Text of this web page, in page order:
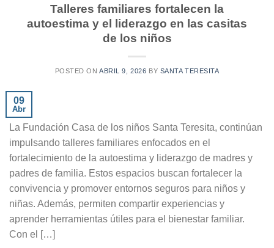
Talleres familiares fortalecen la
autoestima y el liderazgo en las casitas
de los niños
POSTED ONABRIL 9, 2026 BY SANTA TERESITA
09
Abr
La Fundación Casa de los niños Santa Teresita, continúan
impulsando talleres familiares enfocados en el
fortalecimiento de la autoestima y liderazgo de madres y
padres de familia. Estos espacios buscan fortalecer la
convivencia y promover entornos seguros para niños y
niñas. Además, permiten compartir experiencias y
aprender herramientas útiles para el bienestar familiar.
Con el […]